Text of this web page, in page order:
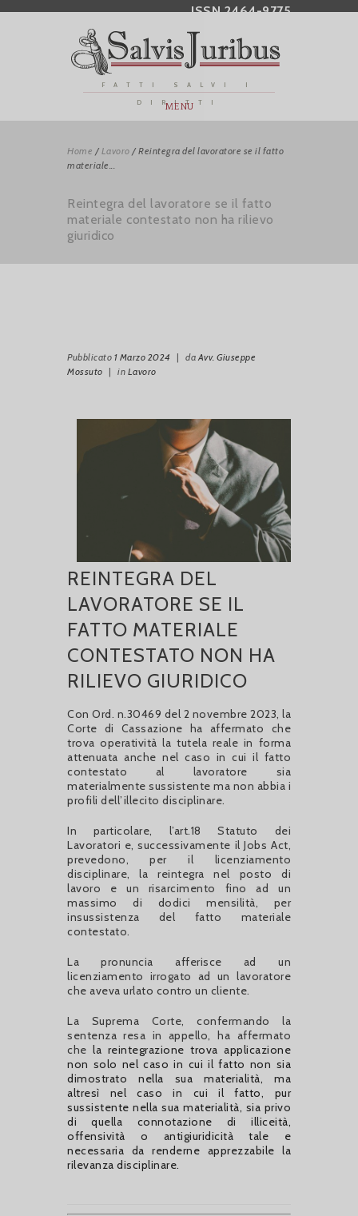
ISSN 2464-9775
FATTI SALVI I
DIRITTI
MENU
Home / Lavoro / Reintegra del lavoratore se il fatto
materiale...
Reintegra del lavoratore se il fatto
materiale contestato non ha rilievo
giuridico
Pubblicato 1 Marzo 2024 | daAvv. Giuseppe
Mossuto | in Lavoro
REINTEGRA DEL
LAVORATORE SE IL
FATTO MATERIALE
CONTESTATO NON HA
RILIEVO GIURIDICO
Con Ord. n.30469 del 2 novembre 2023, la
Corte di Cassazione ha affermato che
trova operatività la tutela reale in forma
attenuata anche nel caso in cui il fatto
contestato al lavoratore sia
materialmente sussistente ma non abbia i
profili dell’illecito disciplinare.
In particolare, l’art.18 Statuto dei
Lavoratori e, successivamente il Jobs Act,
prevedono, per il licenziamento
disciplinare, la reintegra nel posto di
lavoro e un risarcimento fino ad un
massimo di dodici mensilità, per
insussistenza del fatto materiale
contestato.
La pronuncia afferisce ad un
licenziamento irrogato ad un lavoratore
che aveva urlato contro un cliente.
La Suprema Corte, confermando la
sentenza resa in appello, ha affermato
che la reintegrazione trova applicazione
non solo nel caso in cui il fatto non sia
dimostrato nella sua materialità, ma
altresì nel caso in cui il fatto, pur
sussistente nella sua materialità, sia privo
di quella connotazione di illiceità,
offensività o antigiuridicità tale e
necessaria da renderne apprezzabile la
rilevanza disciplinare.